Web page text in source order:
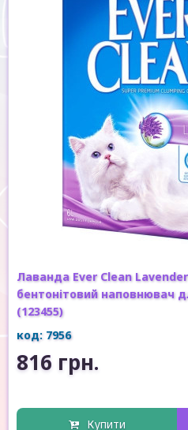
Лаванда Ever Clean
бентонітовий наповнювач
(123455)
код: 7956
816 грн.
Купити